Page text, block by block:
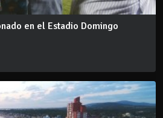
en el Estadio Domingo